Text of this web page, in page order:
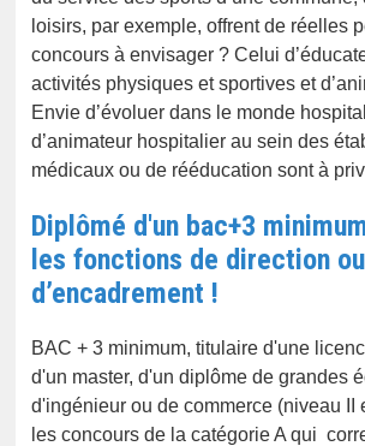
loisirs, par exemple, offrent de réelles
concours à envisager ? Celui
activités physiques et sportives et
Envie d’évoluer dans le monde
d’animateur hospitalier au sein des
médicaux ou de rééducation sont à
Diplômé d'un bac+3
les fonctions de direction ou
d’encadrement !
BAC + 3 minimum, titulaire d'une
d'un master, d'un diplôme de grandes
d'ingénieur ou de commerce (niveau II
les concours de la catégorie A qui